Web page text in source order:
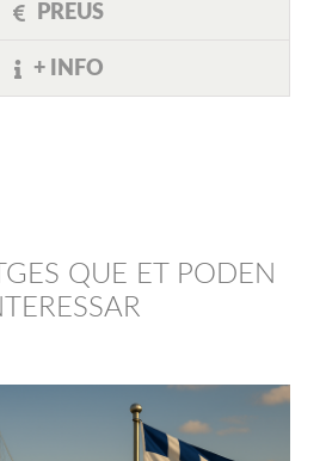
PREUS
+ INFO
QUE ET PODEN